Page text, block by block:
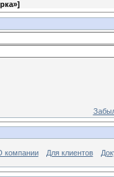
]
компании Для клиентов